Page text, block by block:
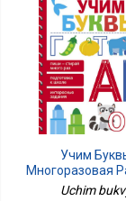
Учим
Многоразовая
Тетрадь
Uchim